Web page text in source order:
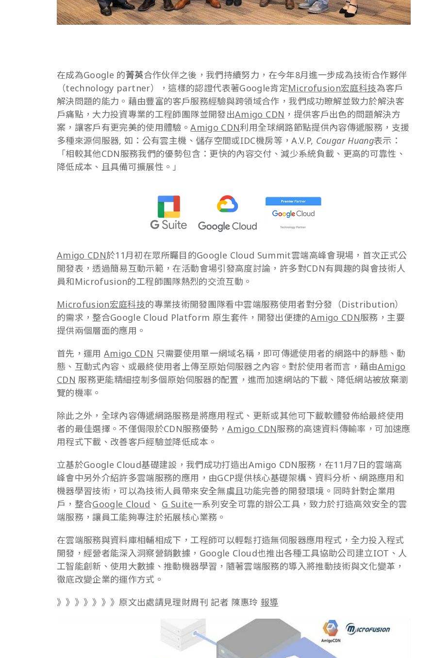
在成為Google 的菁英合作伙伴之後，我們持續努力，在今年8月進一步成為技術合作夥伴
（technology partner），這樣的認證代表著Google肯定Microfusion宏庭科技為客戶
解決問題的能力。藉由豐富的客戶服務經驗與跨領域合作，我們成功瞭解並致力於解決客
戶痛點，大力投資專業的工程師團隊並開發出Amigo CDN ，提供客戶出色的問題解決方
案，讓客戶有更完美的使用體驗。Amigo CDN利用全球網路節點提供內容傳遞服務，支援
多種來源伺服器, 如：公有雲主機、儲存空間或IDC機房等，A.V.P, Cougar Huang表示：
「相較其他CDN服務我們的優勢包含：更快的內容交付、減少系統負載、更高的可靠性、
降低成本、且具備可擴展性。」
Amigo CDN於11月初在眾所矚目的Google Cloud Summit雲端高峰會現場，首次正式公
開發表，透過簡易互動示範，在活動會場引發高度討論，許多對CDN有興趣的與會技術人
員和Microfusion的工程師團隊熱烈的交流互動。
Microfusion宏庭科技的專業技術開發團隊看中雲端服務使用者對分發（Distribution）
的需求，整合Google Cloud Platform 原生套件，開發出便捷的Amigo CDN服務，主要
提供兩個層面的應用。
首先，運用 Amigo CDN 只需要使用單一網域名稱，即可傳遞使用者的網路中的靜態、動
態、互動式內容、或最終使用者上傳至原始伺服器之內容。對於使用者而言，藉由Amigo
CDN 服務更能精細控制多個原始伺服器的配置，進而加速網站的下載、降低網站被放棄瀏
覽的機率。
除此之外，全球內容傳遞網路服務是將應用程式、更新或其他可下載軟體發佈給最終使用
者的最佳選擇。不僅侷限於CDN服務優勢， Amigo CDN服務的高速資料傳輸率，可加速應
用程式下載、改善客戶經驗並降低成本。
立基於Google Cloud基礎建設，我們成功打造出Amigo CDN服務，在11月7日的雲端高
峰會中另外介紹許多雲端服務的應用，由GCP提供核心基礎架構、資料分析、網路應用和
機器學習技術，可以為技術人員帶來安全無虞且功能完善的開發環境。同時針對企業用
戶，整合Google Cloud 、 G Suite一系列安全可靠的辦公工具，致力於打造高效安全的雲
端服務，讓員工能夠專注於拓展核心業務。
在雲端服務與資料庫相輔相成下，工程師可以輕鬆打造無伺服器應用程式，全力投入程式
開發，經營者能深入洞察營銷數據，Google Cloud也推出各種工具協助公司建立IOT、人
工智能創新、使用大數據、推動機器學習，隨著雲端服務的導入將推動技術與文化變革，
徹底改變企業的運作方式。
》》》》》》》原文出處請見理財周刊 記者 陳惠玲 報導